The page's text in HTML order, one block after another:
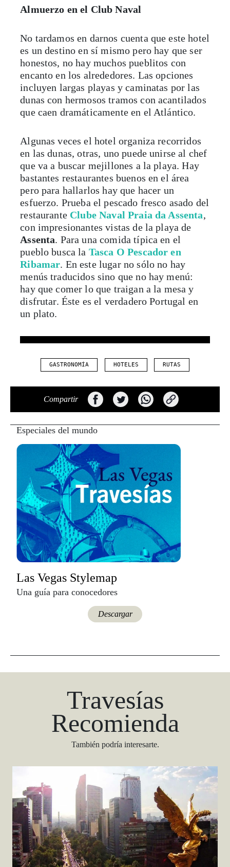
Almuerzo en el Club Naval
No tardamos en darnos cuenta que este hotel
es un destino en sí mismo pero hay que ser
honestos, no hay muchos pueblitos con
encanto en los alrededores. Las opciones
incluyen largas playas y caminatas por las
dunas con hermosos tramos con acantilados
que caen dramáticamente en el Atlántico.
Algunas veces el hotel organiza recorridos
en las dunas, otras, uno puede unirse al chef
que va a buscar mejillones a la playa. Hay
bastantes restaurantes buenos en el área
pero para hallarlos hay que hacer un
esfuerzo. Prueba el pescado fresco asado del
restaurante Clube Naval Praia da Assenta,
con impresionantes vistas de la playa de
Assenta. Para una comida típica en el
pueblo busca la Tasca O Pescador en
Ribamar. En este lugar no sólo no hay
menús traducidos sino que no hay menú:
hay que comer lo que traigan a la mesa y
disfrutar. Éste es el verdadero Portugal en
un plato.
GASTRONOMÍA HOTELES RUTAS
Compartir
Especiales del mundo
Las Vegas Stylemap
Una guía para conocedores
Descargar
Travesías
Recomienda
También podría interesarte.